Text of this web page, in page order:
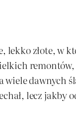
złote, w
dawnych
lecz jakby